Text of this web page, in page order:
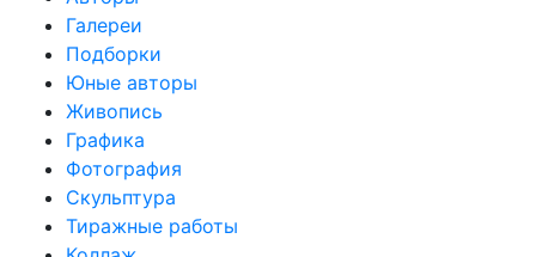
Галереи
Подборки
Юные авторы
Живопись
Графика
Фотография
Скульптура
Тиражные работы